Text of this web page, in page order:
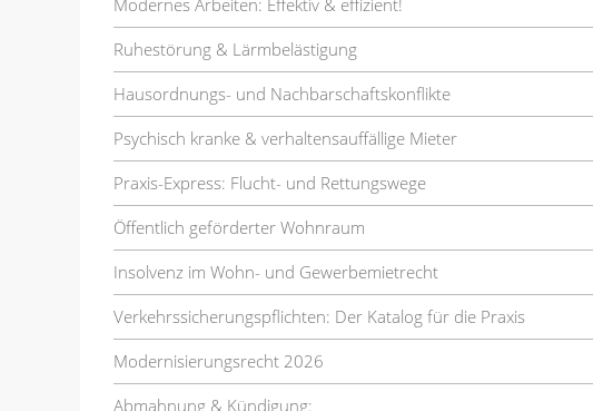
Ruhestörung & Lärmbelästigung
Hausordnungs- und Nachbarschaftskonflikte
Psychisch kranke & verhaltensauffällige Mieter
Praxis-Express: Flucht- und Rettungswege
Öffentlich geförderter Wohnraum
Insolvenz im Wohn- und Gewerbemietrecht
Verkehrssicherungspflichten: Der Katalog für die Praxis
Modernisierungsrecht 2026
Abmahnung & Kündigung: